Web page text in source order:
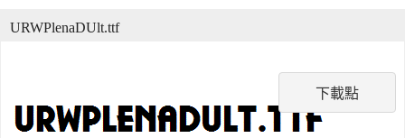
下載點
URWPlenaDUlt.ttf